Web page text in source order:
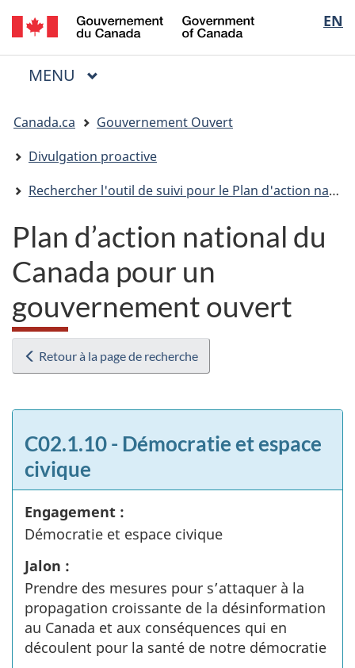
Passer
au
contenu
Passer
à
« Au
Passer
à
la
EN
of
Menu
MENU PRINCIPAL
êtes
ici
Canada.ca
Gouvernement Ouvert
Divulgation proactive
Rechercher l'outil de suivi pour le Plan d'action national pour un gouvernement ouvert
Plan d’action national du
Canada pour un
gouvernement ouvert
Retour à la page de recherche
C02.1.10 - Démocratie et espace
civique
Engagement :
Démocratie et espace civique
Jalon :
Prendre des mesures pour s’attaquer à la
propagation croissante de la désinformation
au Canada et aux conséquences qui en
découlent pour la santé de notre démocratie